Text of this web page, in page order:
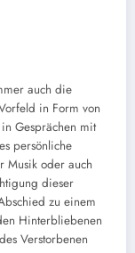
auch die
in Form von
Gesprächen mit
persönliche
Musik oder auch
dieser
zu einem
Hinterbliebenen
Verstorbenen